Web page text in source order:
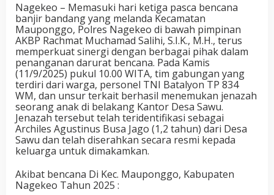
Nagekeo – Memasuki hari ketiga pasca bencana
banjir bandang yang melanda Kecamatan
Mauponggo, Polres Nagekeo di bawah pimpinan
AKBP Rachmat Muchamad Salihi, S.I.K., M.H., terus
memperkuat sinergi dengan berbagai pihak dalam
penanganan darurat bencana. Pada Kamis
(11/9/2025) pukul 10.00 WITA, tim gabungan yang
terdiri dari warga, personel TNI Batalyon TP 834
WM, dan unsur terkait berhasil menemukan jenazah
seorang anak di belakang Kantor Desa Sawu.
Jenazah tersebut telah teridentifikasi sebagai
Archiles Agustinus Busa Jago (1,2 tahun) dari Desa
Sawu dan telah diserahkan secara resmi kepada
keluarga untuk dimakamkan.
Akibat bencana Di Kec. Mauponggo, Kabupaten
Nagekeo Tahun 2025 :